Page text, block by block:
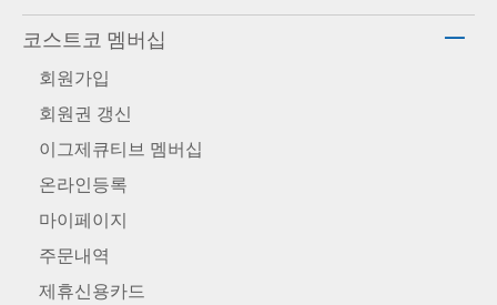
코스트코 멤버십
회원가입
회원권 갱신
이그제큐티브 멤버십
온라인등록
마이페이지
주문내역
제휴신용카드